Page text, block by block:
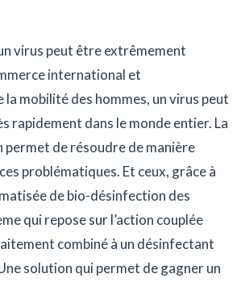
virus peut être extrêmement
international et
la mobilité des hommes, un virus peut
rapidement dans le monde entier. La
de résoudre de manière
problématiques. Et ceux, grâce à
de bio-désinfection des
qui repose sur l’action couplée
combiné à un désinfectant
solution qui permet de gagner un